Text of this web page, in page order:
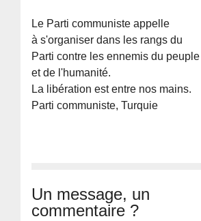
Le Parti communiste appelle
à s'organiser dans les rangs du
Parti contre les ennemis du peuple
et de l'humanité.
La libération est entre nos mains.
Parti communiste, Turquie
Un message, un
commentaire ?